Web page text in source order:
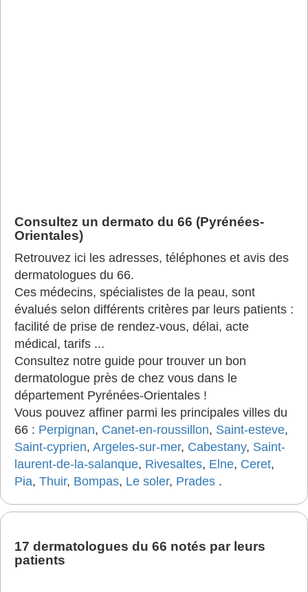
Consultez un dermato du 66 (Pyrénées-
Orientales)
Retrouvez ici les adresses, téléphones et avis des
dermatologues du 66.
Ces médecins, spécialistes de la peau, sont
évalués selon différents critères par leurs patients :
facilité de prise de rendez-vous, délai, acte
médical, tarifs ...
Consultez notre guide pour trouver un bon
dermatologue près de chez vous dans le
département Pyrénées-Orientales !
Vous pouvez affiner parmi les principales villes du
66 : Perpignan, Canet-en-roussillon, Saint-esteve,
Saint-cyprien, Argeles-sur-mer, Cabestany, Saint-
laurent-de-la-salanque, Rivesaltes, Elne, Ceret,
Pia, Thuir, Bompas, Le soler, Prades .
17 dermatologues du 66 notés par leurs
patients